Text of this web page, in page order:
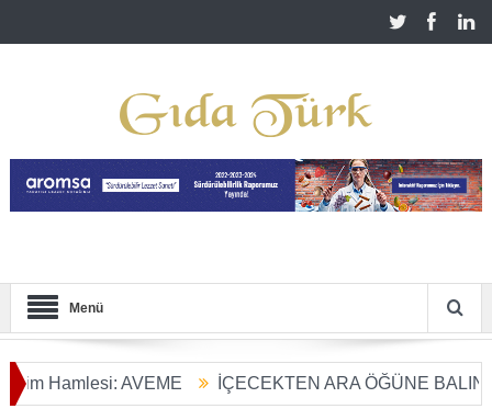
Menü
AVEME İÇECEKTEN ARA ÖĞÜNE BALIN